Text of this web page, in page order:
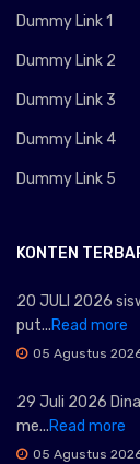
Dummy Link 1
Dummy Link 2
Dummy Link 3
Dummy Link 4
Dummy Link 5
KONTEN
20 JULI 2026
put...Read more
05 Agustus
29 Juli 2026
me...Read more
05 Agustus